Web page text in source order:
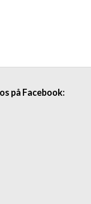
på Facebook: